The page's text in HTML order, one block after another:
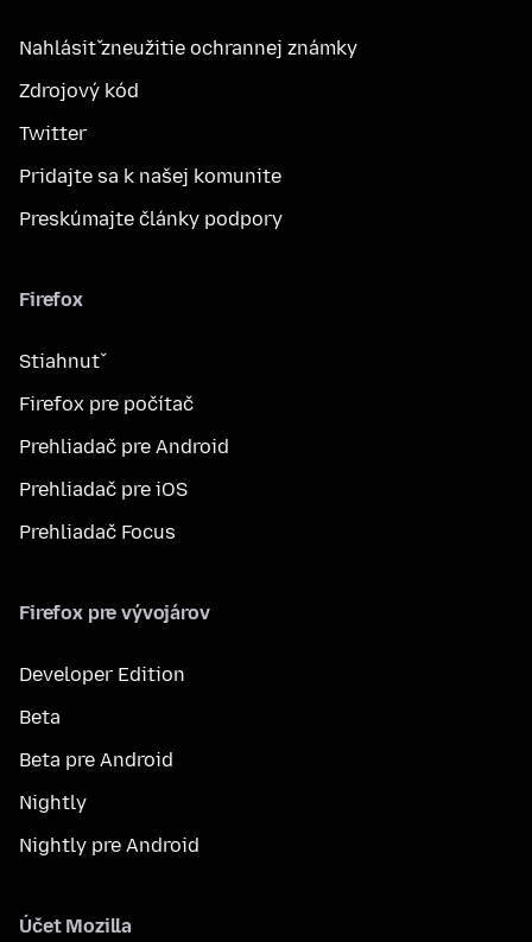
Nahlásiť zneužitie ochrannej známky
Zdrojový kód
Twitter
Pridajte sa k našej komunite
Preskúmajte články podpory
Firefox
Stiahnuť
Firefox pre počítač
Prehliadač pre Android
Prehliadač pre iOS
Prehliadač Focus
Firefox pre vývojárov
Developer Edition
Beta
Beta pre Android
Nightly
Nightly pre Android
Účet Mozilla